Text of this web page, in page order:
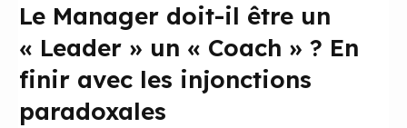
Le Manager doit-il être un
« Leader » un « Coach » ? En
finir avec les injonctions
paradoxales